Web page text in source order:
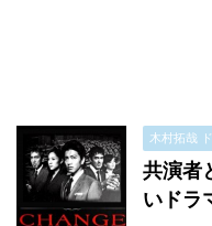
木村拓哉
共演者
いドラ